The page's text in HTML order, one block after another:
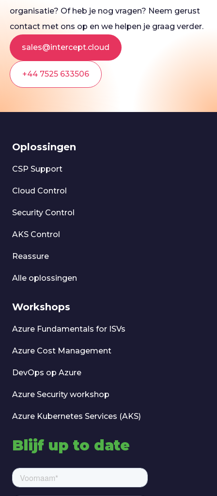
organisatie? Of heb je nog vragen? Neem gerust
contact met ons op en we helpen je graag verder.
sales@intercept.cloud
+44 7525 633506
Oplossingen
CSP Support
Cloud Control
Security Control
AKS Control
Reassure
Alle oplossingen
Workshops
Azure Fundamentals for ISVs
Azure Cost Management
DevOps op Azure
Azure Security workshop
Azure Kubernetes Services (AKS)
Blijf up to date